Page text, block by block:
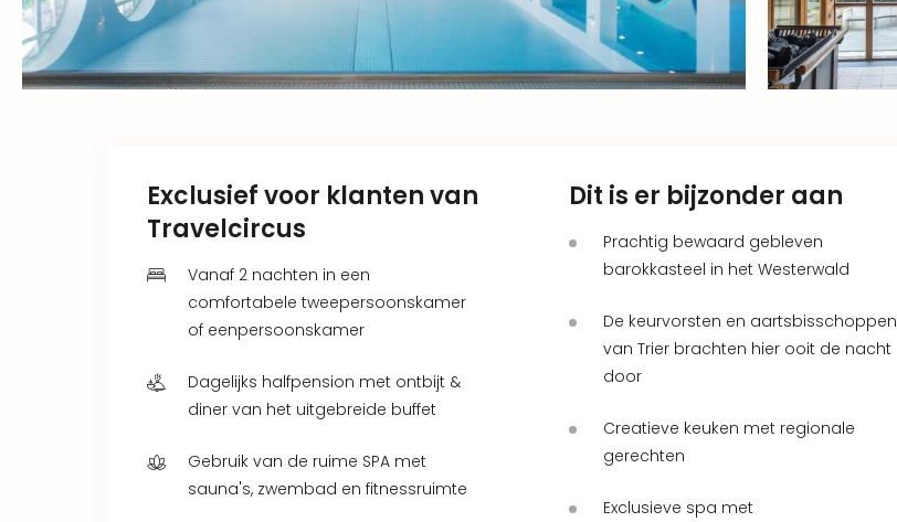
Exclusief voor klanten van
Travelcircus
Vanaf 2 nachten in een
comfortabele tweepersoonskamer
of eenpersoonskamer
Dagelijks halfpension met ontbijt &
diner van het uitgebreide buffet
Gebruik van de ruime SPA met
sauna's, zwembad en fitnessruimte
Dit is er bijzonder aan
Prachtig bewaard gebleven
barokkasteel in het Westerwald
De keurvorsten en aartsbisschoppen
van Trier brachten hier ooit de nacht
door
Creatieve keuken met regionale
gerechten
Exclusieve spa met